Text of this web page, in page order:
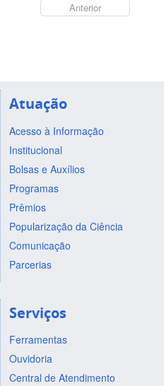
Anterior
Atuação
Acesso à Informação
Institucional
Bolsas e Auxílios
Programas
Prêmios
Popularização da Ciência
Comunicação
Parcerias
Serviços
Ferramentas
Ouvidoria
Central de Atendimento